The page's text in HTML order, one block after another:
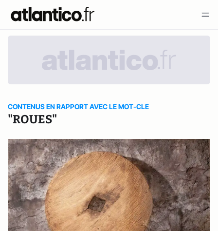
CONTENUS EN RAPPORT AVEC LE MOT-CLE
"ROUES"